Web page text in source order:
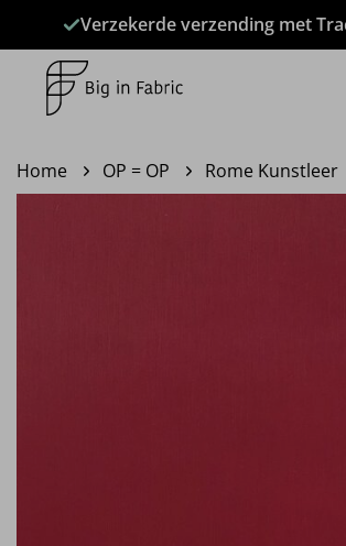
inhoud
Verzekerde verzending met
Home OP = OP Rome Kunstleer